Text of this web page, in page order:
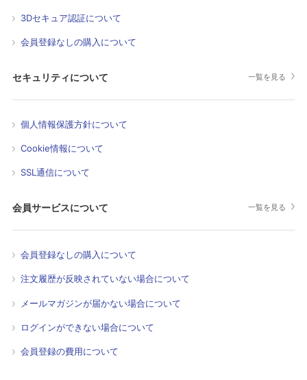
3Dセキュア認証について
会員登録なしの購入について
セキュリティについて 一覧を見る
個人情報保護方針について
Cookie情報について
SSL通信について
会員サービスについて 一覧を見る
会員登録なしの購入について
注文履歴が反映されていない場合について
メールマガジンが届かない場合について
ログインができない場合について
会員登録の費用について